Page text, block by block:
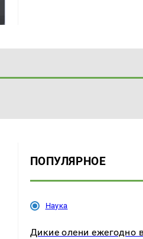
ПОПУЛЯРНОЕ
Наука
Дикие олени ежегодно